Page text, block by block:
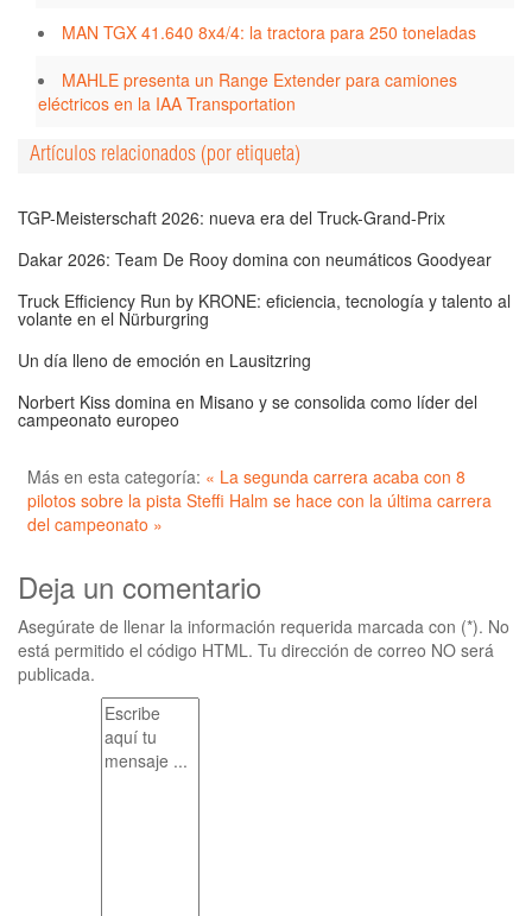
MAN TGX 41.640 8x4/4: la tractora para 250 toneladas
MAHLE presenta un Range Extender para camiones
eléctricos en la IAA Transportation
Artículos relacionados (por etiqueta)
TGP-Meisterschaft 2026: nueva era del Truck-Grand-Prix
Dakar 2026: Team De Rooy domina con neumáticos Goodyear
Truck Efficiency Run by KRONE: eficiencia, tecnología y talento al
volante en el Nürburgring
Un día lleno de emoción en Lausitzring
Norbert Kiss domina en Misano y se consolida como líder del
campeonato europeo
Más en esta categoría: « La segunda carrera acaba con 8
pilotos sobre la pista Steffi Halm se hace con la última carrera
del campeonato »
Deja un comentario
Asegúrate de llenar la información requerida marcada con (*). No
está permitido el código HTML. Tu dirección de correo NO será
publicada.